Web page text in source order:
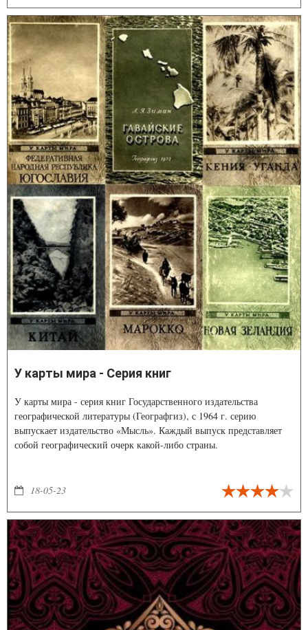
У карты мира - Серия книг
У карты мира - серия книг Государственного издательства
географической литературы (Географгиз), с 1964 г. серию
выпускает издательство «Мысль». Каждый выпуск представляет
собой географический очерк какой-либо страны.
18-05-23